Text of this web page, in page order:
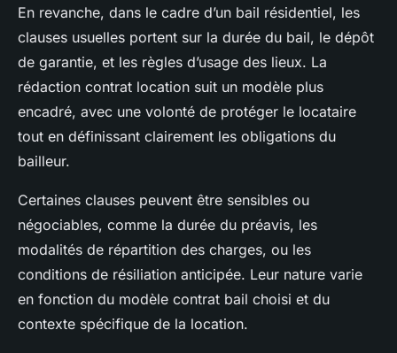
En revanche, dans le cadre d’un bail résidentiel, les
clauses usuelles portent sur la durée du bail, le dépôt
de garantie, et les règles d’usage des lieux. La
rédaction contrat location suit un modèle plus
encadré, avec une volonté de protéger le locataire
tout en définissant clairement les obligations du
bailleur.
Certaines clauses peuvent être sensibles ou
négociables, comme la durée du préavis, les
modalités de répartition des charges, ou les
conditions de résiliation anticipée. Leur nature varie
en fonction du modèle contrat bail choisi et du
contexte spécifique de la location.